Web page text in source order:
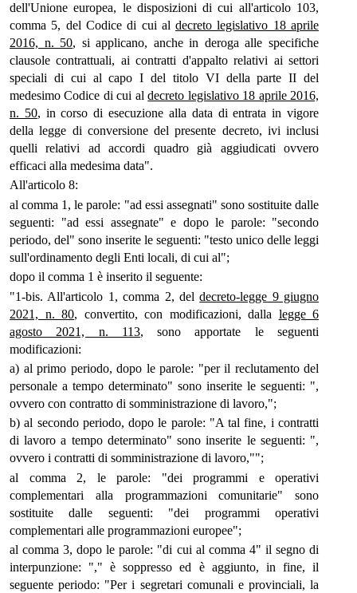
dell'Unione europea, le disposizioni di cui all'articolo 103,
comma 5, del Codice di cui aldecreto legislativo 18 aprile
2016, n. 50, si applicano, anche in deroga alle specifiche
clausole contrattuali, ai contratti d'appalto relativi ai settori
speciali di cui al capo I del titolo VI della parte II del
medesimo Codice di cui aldecreto legislativo 18 aprile 2016,
n. 50, in corso di esecuzione alla data di entrata in vigore
della legge di conversione del presente decreto, ivi inclusi
quelli relativi ad accordi quadro già aggiudicati ovvero
efficaci alla medesima data".
All'articolo 8:
al comma 1, le parole: "ad essi assegnati" sono sostituite dalle
seguenti: "ad essi assegnate" e dopo le parole: "secondo
periodo, del" sono inserite le seguenti: "testo unico delle leggi
sull'ordinamento degli Enti locali, di cui al";
dopo il comma 1 è inserito il seguente:
"1-bis. All'articolo 1, comma 2, deldecreto-legge 9 giugno
2021, n. 80, convertito, con modificazioni, dalla legge 6
agosto 2021, n. 113, sono apportate le seguenti
modificazioni:
a) al primo periodo, dopo le parole: "per il reclutamento del
personale a tempo determinato" sono inserite le seguenti: ",
ovvero con contratto di somministrazione di lavoro,";
b) al secondo periodo, dopo le parole: "A tal fine, i contratti
di lavoro a tempo determinato" sono inserite le seguenti: ",
ovvero i contratti di somministrazione di lavoro,"";
al comma 2, le parole: "dei programmi e operativi
complementari alla programmazioni comunitarie" sono
sostituite dalle seguenti: "dei programmi operativi
complementari alle programmazioni europee";
al comma 3, dopo le parole: "di cui al comma 4" il segno di
interpunzione: "," è soppresso ed è aggiunto, in fine, il
seguente periodo: "Per i segretari comunali e provinciali, la